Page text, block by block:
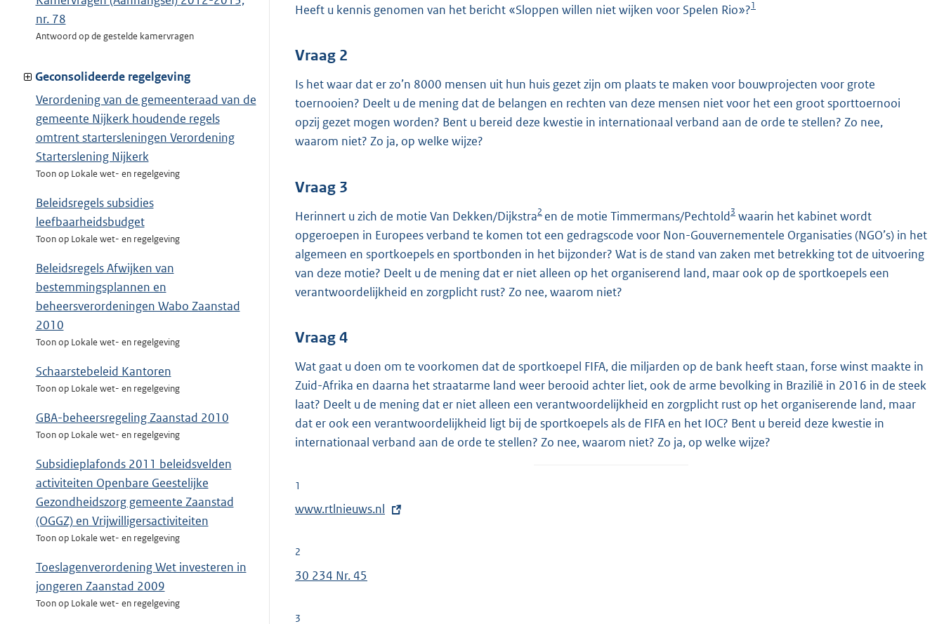
nr. 78
Antwoord op de gestelde kamervragen
Geconsolideerde regelgeving
Verordening van de gemeenteraad van de
gemeente Nijkerk houdende regels
omtrent startersleningen Verordening
Starterslening Nijkerk
Toon op Lokale wet- en regelgeving
Beleidsregels subsidies
leefbaarheidsbudget
Toon op Lokale wet- en regelgeving
Beleidsregels Afwijken van
bestemmingsplannen en
beheersverordeningen Wabo Zaanstad
2010
Toon op Lokale wet- en regelgeving
Schaarstebeleid Kantoren
Toon op Lokale wet- en regelgeving
GBA-beheersregeling Zaanstad 2010
Toon op Lokale wet- en regelgeving
Subsidieplafonds 2011 beleidsvelden
activiteiten Openbare Geestelijke
Gezondheidszorg gemeente Zaanstad
(OGGZ) en Vrijwilligersactiviteiten
Toon op Lokale wet- en regelgeving
Toeslagenverordening Wet investeren in
jongeren Zaanstad 2009
Toon op Lokale wet- en regelgeving
o
:
4
1
Heeft u kennis genomen van het bericht «Sloppen willen niet wijken voor Spelen Rio»?1
Vraag 2
Is het waar dat er zo’n 8000 mensen uit hun huis gezet zijn om plaats te maken voor bouwprojecten voor grote
toernooien? Deelt u de mening dat de belangen en rechten van deze mensen niet voor het een groot sporttoernooi
opzij gezet mogen worden? Bent u bereid deze kwestie in internationaal verband aan de orde te stellen? Zo nee,
waarom niet? Zo ja, op welke wijze?
Vraag 3
Herinnert u zich de motie Van Dekken/Dijkstra2 en de motie Timmermans/Pechtold3 waarin het kabinet wordt
opgeroepen in Europees verband te komen tot een gedragscode voor Non-Gouvernementele Organisaties (NGO’s) in het
algemeen en sportkoepels en sportbonden in het bijzonder? Wat is de stand van zaken met betrekking tot de uitvoering
van deze motie? Deelt u de mening dat er niet alleen op het organiserend land, maar ook op de sportkoepels een
verantwoordelijkheid en zorgplicht rust? Zo nee, waarom niet?
Vraag 4
Wat gaat u doen om te voorkomen dat de sportkoepel FIFA, die miljarden op de bank heeft staan, forse winst maakte in
Zuid-Afrika en daarna het straatarme land weer berooid achter liet, ook de arme bevolking in Brazilië in 2016 in de steek
laat? Deelt u de mening dat er niet alleen een verantwoordelijkheid en zorgplicht rust op het organiserende land, maar
dat er ook een verantwoordelijkheid ligt bij de sportkoepels als de FIFA en het IOC? Bent u bereid deze kwestie in
internationaal verband aan de orde te stellen? Zo nee, waarom niet? Zo ja, op welke wijze?
1
E
t
r
www.rtlnieuws.nl
2
30 234 Nr. 45
3